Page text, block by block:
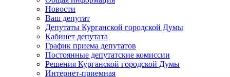
Новости
Ваш депутат
Депутаты Курганской городской Думы
Кабинет депутата
График приема депутатов
Постоянные депутатские комиссии
Решения Курганской городской Думы
Интернет-приемная